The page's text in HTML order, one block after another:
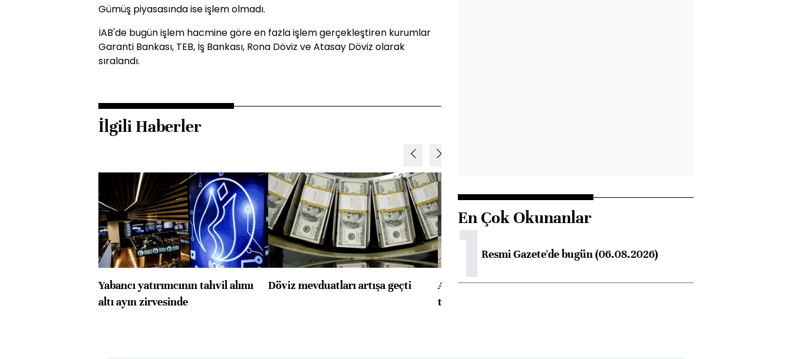
Gümüş piyasasında ise işlem olmadı.
İAB'de bugün işlem hacmine göre en fazla işlem gerçekleştiren kurumlar
Garanti Bankası, TEB, İş Bankası, Rona Döviz ve Atasay Döviz olarak
sıralandı.
İlgili Haberler
Yabancı yatırımcının tahvil alımı
altı ayın zirvesinde
Döviz mevduatları artışa geçti
ABD'de konut başlangıçları
toparlandı
En Çok Okunanlar
1Resmi Gazete'de bugün (06.08.2026)